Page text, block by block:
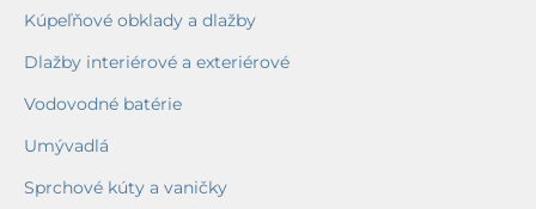
Kúpeľňové obklady a dlažby
Dlažby interiérové a exteriérové
Vodovodné batérie
Umývadlá
Sprchové kúty a vaničky